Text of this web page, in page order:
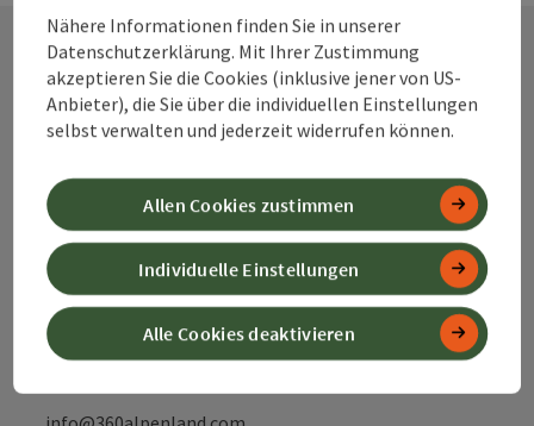
Kontakt
Alpenland Tourismus GmbH
Bahnhofstraße 2
4580 Windischgarsten
+43 50 360 360 360
Nähere Informationen finden Sie in unserer
Datenschutzerklärung. Mit Ihrer Zustimmung
akzeptieren Sie die Cookies (inklusive jener von US-
Anbieter), die Sie über die individuellen Einstellungen
selbst verwalten und jederzeit widerrufen können.
Alle Cookies deaktivieren
Individuelle Einstellungen
Allen Cookies zustimmen